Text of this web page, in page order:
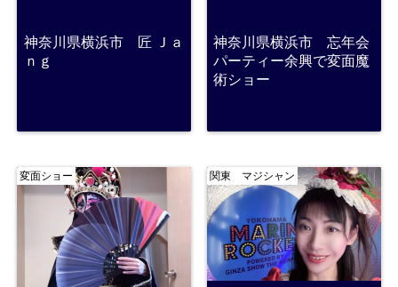
神奈川県横浜市 匠 Ｊａ
ｎｇ
神奈川県横浜市 忘年会
パーティー余興で変面魔
術ショー
変面ショー 関東 マジシャン